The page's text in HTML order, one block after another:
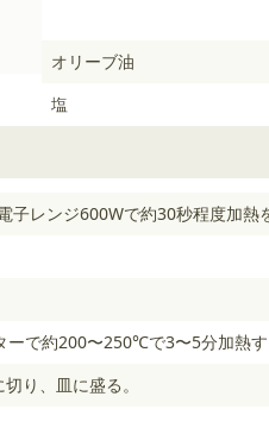
オリーブ油
塩
レンジ600Wで約30秒程度加熱
で約200〜250℃で3〜5分加熱す
り、皿に盛る。